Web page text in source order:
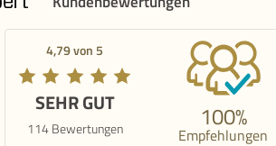
4,79 von 5
SEHR GUT
114 Bewertungen 100%
Empfehlungen